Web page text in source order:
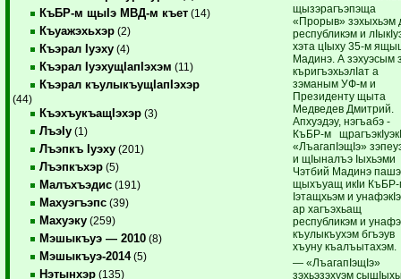
КъБР-м щыIэ МВД-м къет (14)
Къуажэхьхэр (2)
Къэрал Iуэху (4)
Къэрал IуэхущIапIэхэм (11)
Къэрал къулыкъущIапIэхэр
(44)
КъэхъукъащIэхэр (3)
ЛъэIу (1)
Лъэпкъ Iуэху (201)
Лъэпкъхэр (5)
Малъхъэдис (191)
Махуэгъэпс (39)
Махуэку (259)
Мэшыкъуэ — 2010 (8)
Мэшыкъуэ-2014(5)
Нэтынхэр (135)
щызэрагъэпэща
«Прорыв» зэхы­хьэм
республикэм и
хэта цIыху ­35-м
Мадинэ. А зэхуэсым
къригъэхьэлIат а
зэманым ­УФ-м и
Президенту щыта
Медведев ­Дмит­рий.
Апхуэдэу, нэгъабэ ­
КъБР-м
«Лъа­гапIэщIэ»
и щIыналъэ Iыхьэми
Чэтбий Мадинэ пашэ
щыхъуащ икIи
Iэтащхьэм и унафэкIэ
ар хагъэхьащ
республикэм и
къулыкъухэм бгъэув
хъуну къалъытахэм.
— «ЛъагапIэщIэ»
зэхьэзэхуэм